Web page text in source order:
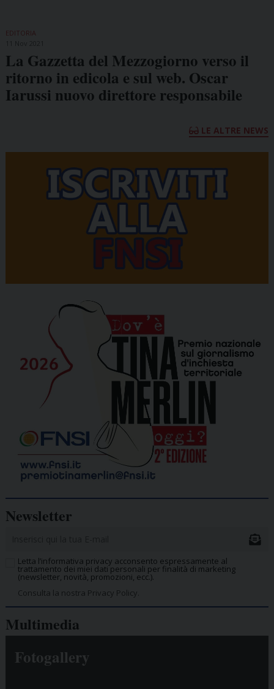
EDITORIA
La Gazzetta del Mezzogiorno verso il
ritorno in edicola e sul web. Oscar
Iarussi nuovo direttore responsabile
LE ALTRE NEWS
Newsletter
Letta l’informativa privacy acconsento espressamente al
trattamento dei miei dati personali per finalità di marketing
(newsletter, novità, promozioni, ecc.).
Consulta la nostra Privacy Policy.
Multimedia
Fotogallery